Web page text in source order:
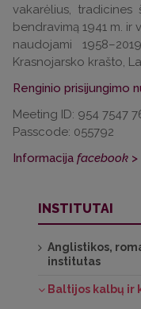
vakarėlius, tradicines
bendravimą 1941 m. ir
naudojami
Krasnojarsko krašto,
Renginio prisijungimo
Meeting ID: 954 7547
Passcode: 055792
Informacija facebook >
INSTITUTAI
Anglistikos,
institutas
Baltijos kalbų ir